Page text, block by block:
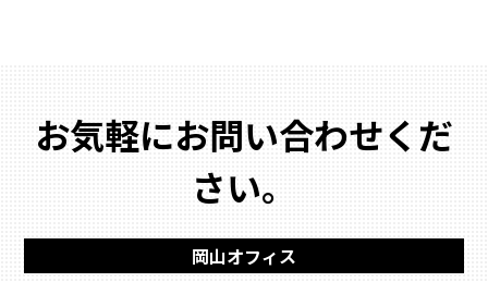
お気軽にお問い合わせくだ
さい。
岡山オフィス